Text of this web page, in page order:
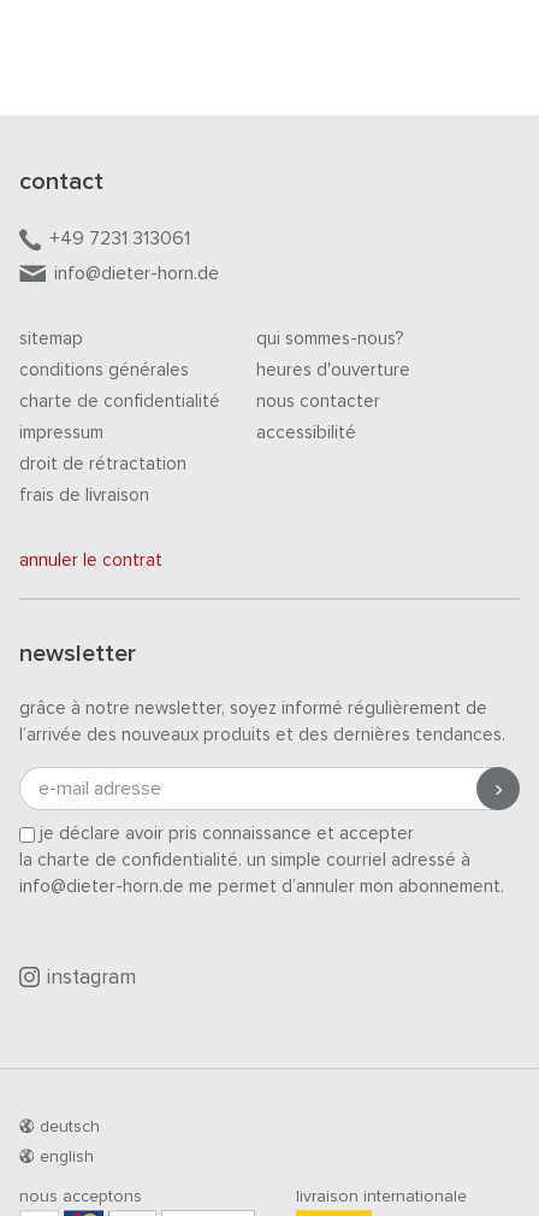
contact
+49 7231 313061
info@dieter-horn.de
sitemap
conditions générales
charte de confidentialité
impressum
droit de rétractation
frais de livraison
qui sommes-nous?
heures d'ouverture
nous contacter
accessibilité
annuler le contrat
newsletter
grâce à notre newsletter, soyez informé régulièrement de
l’arrivée des nouveaux produits et des dernières tendances.
e-mail adresse
je déclare avoir pris connaissance et accepter
la charte de confidentialité. un simple courriel adressé à
info@dieter-horn.de me permet d’annuler mon abonnement.
instagram
deutsch
english
nous acceptons livraison internationale